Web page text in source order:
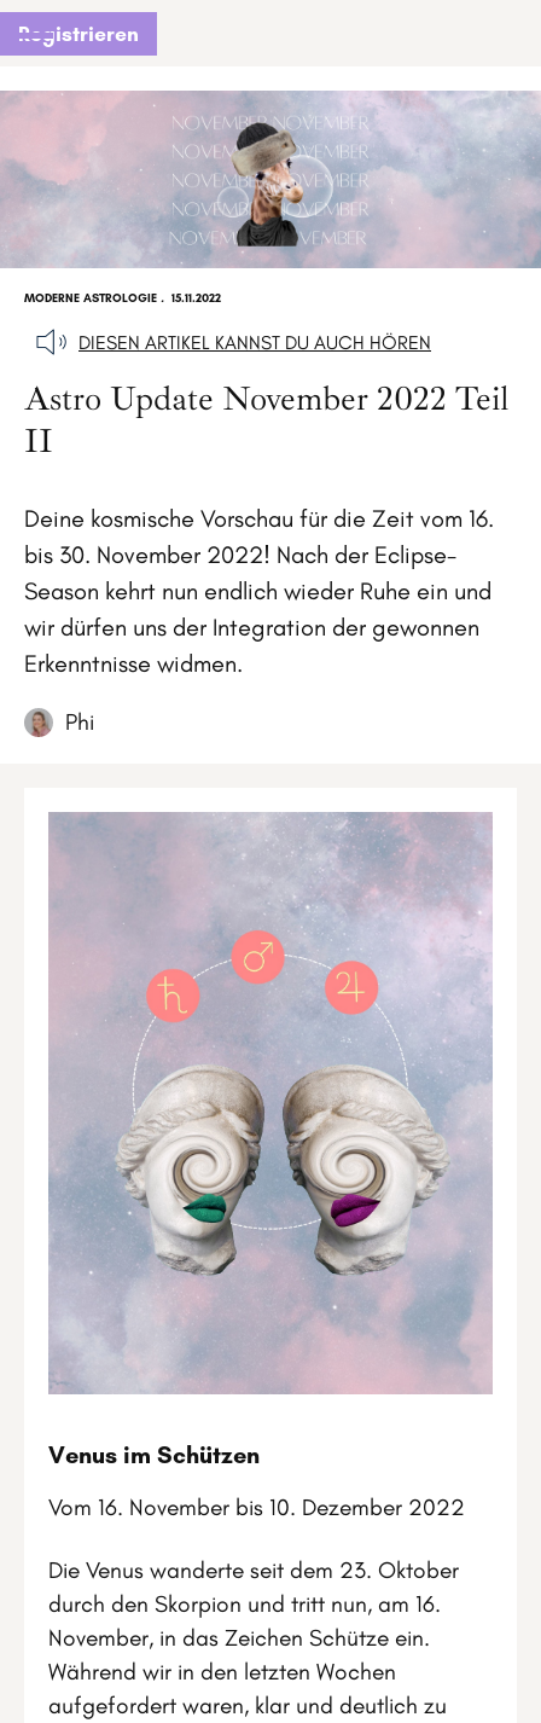
Registrieren
MODERNE ASTROLOGIE . 15.11.2022
DIESEN ARTIKEL KANNST DU AUCH HÖREN
Astro Update November 2022 Teil
II
Deine kosmische Vorschau für die Zeit vom 16.
bis 30. November 2022! Nach der Eclipse-
Season kehrt nun endlich wieder Ruhe ein und
wir dürfen uns der Integration der gewonnen
Erkenntnisse widmen.
Phi
Venus im Schützen
Vom 16. November bis 10. Dezember 2022
Die Venus wanderte seit dem 23. Oktober
durch den Skorpion und tritt nun, am 16.
November, in das Zeichen Schütze ein.
Während wir in den letzten Wochen
aufgefordert waren, klar und deutlich zu